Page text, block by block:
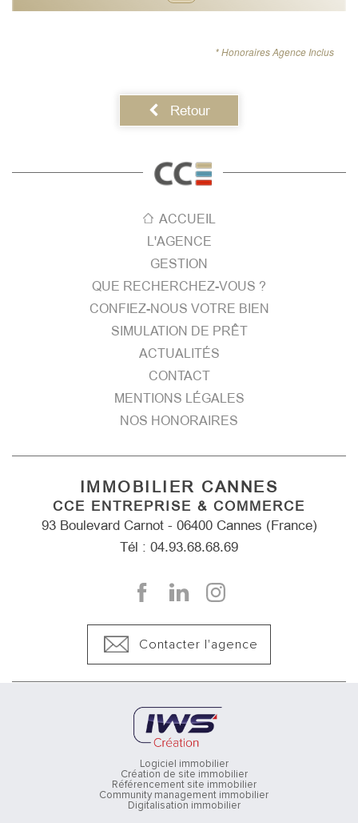
* Honoraires Agence Inclus
Retour
ACCUEIL
L'AGENCE
GESTION
QUE RECHERCHEZ-VOUS ?
CONFIEZ-NOUS VOTRE BIEN
SIMULATION DE PRÊT
ACTUALITÉS
CONTACT
MENTIONS LÉGALES
NOS HONORAIRES
IMMOBILIER CANNES
CCE ENTREPRISE & COMMERCE
93 Boulevard Carnot - 06400 Cannes (France)
Tél : 04.93.68.68.69
Contacter l'agence
Logiciel immobilier
Création de site immobilier
Référencement site immobilier
Community management immobilier
Digitalisation immobilier